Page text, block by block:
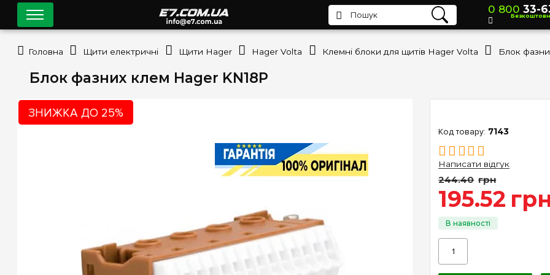
Блок фазних клем Hager KN18P
ЗНИЖКА ДО 25%
7143
Написати відгук
244.40 грн
195.52
0 800 33-
Головна Щити електричні Щити Hager Hager Volta Клемні блоки для щитів Hager Volta Блок